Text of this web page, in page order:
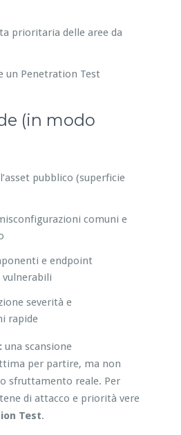
prioritaria delle aree da
un Penetration Test
(in modo
pubblico (superficie
comuni e
e endpoint
severità e
rapide
una scansione
per partire, ma non
sfruttamento reale. Per
di attacco e priorità vere
Test.